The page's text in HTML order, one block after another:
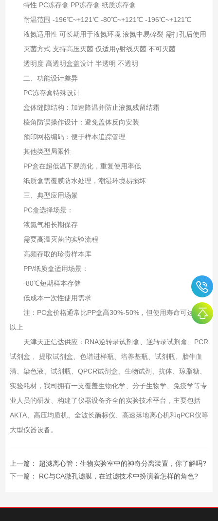
特性 PC冻存盒 PP冻存盒 纸质冻存盒
耐温范围‌ -196℃~+121℃‌ -80℃~+121℃‌ -196℃~+121℃‌
液氮适用性‌ 可长期用于液氮环境‌ 液氮中易碎裂‌ 需打孔后使用‌
灭菌方式‌ 支持高压灭菌‌ 仅适用γ射线灭菌‌ 不可灭菌‌
透明度‌ 高透明盒盖设计‌ 半透明‌ 不透明‌
二、功能设计差异
PC冻存盒特殊设计‌
盒体缝隙结构：加速降温并防止液氮残留结霜‌
棱角防误操作设计：避免盖体反向安装‌
预印网格编码：便于样本追踪管理‌
其他类型局限性‌
PP盒在超低温下易脆化，重复使用率低‌
纸质盒需覆膜防水处理，潮湿环境易损坏‌
三、典型应用场景
PC盒选择场景‌：
液氮气相长期保存‌
需要高温灭菌的实验流程‌
高频存取的珍贵样本库‌
PP/纸质盒适用场景‌：
-80℃短期样本存储‌
低成本一次性使用需求‌
注：PC盒价格通常比PP盒高30%-50%，但使用寿命可达5年
以上‌
天津天正信达供应：RNA逆转录试剂盒、逆转录试剂盒、PCR
试剂盒 、提取试剂盒、色谱进样瓶、培养基瓶、试剂瓶、胎牛血
清、染色液、试剂瓶、QPCR试剂盒、生物试剂、抗体、琼脂糖、
实验耗材，我司拥有一支覆盖生物化学、分子生物学、免疫学等专
业人员的研发、构建了仪器设备齐全的实验技术平台，主要包括
AKTA、高压均质机、全波长酶标仪、高速落地离心机和qPCR仪等
大型仪器设备。
上一篇： 超滤离心管：生物实验室中的神奇分离装置，你了解吗?
下一篇： RC与CA微孔滤膜，在过滤技术中扮演着怎样的角色?